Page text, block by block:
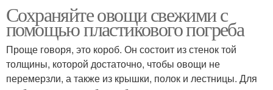
Сохраняйте овощи свежими с
помощью пластикового погреба
Проще говоря, это короб. Он состоит из стенок той
толщины, которой достаточно, чтобы овощи не
перемерзли, а также из крышки, полок и лестницы. Для